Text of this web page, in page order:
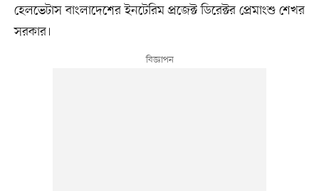
হেলভেটাস বাংলাদেশের ইনটেরিম প্রজেক্ট ডিরেক্টর প্রেমাংশু শেখর
সরকার।